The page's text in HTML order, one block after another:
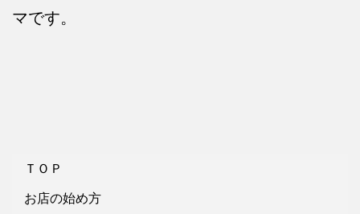
マです。
ＴＯＰ
お店の始め方